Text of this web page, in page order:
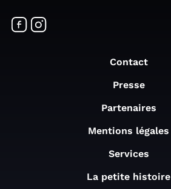
Contact
Presse
Partenaires
Mentions légales
Services
La petite histoire